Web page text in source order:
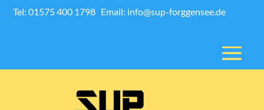
Tel: 01575 400 1798 Email: info@sup-forggensee.de